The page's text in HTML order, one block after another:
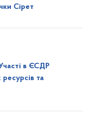
Сірет
в ЄСДР
та